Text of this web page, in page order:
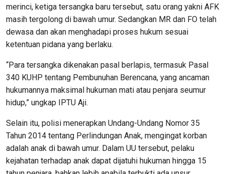
merinci, ketiga tersangka baru tersebut, satu orang yakni AFK
masih tergolong di bawah umur. Sedangkan MR dan FO telah
dewasa dan akan menghadapi proses hukum sesuai
ketentuan pidana yang berlaku.
“Para tersangka dikenakan pasal berlapis, termasuk Pasal
340 KUHP tentang Pembunuhan Berencana, yang ancaman
hukumannya maksimal hukuman mati atau penjara seumur
hidup,” ungkap IPTU Aji.
Selain itu, polisi menerapkan Undang-Undang Nomor 35
Tahun 2014 tentang Perlindungan Anak, mengingat korban
adalah anak di bawah umur. Dalam UU tersebut, pelaku
kejahatan terhadap anak dapat dijatuhi hukuman hingga 15